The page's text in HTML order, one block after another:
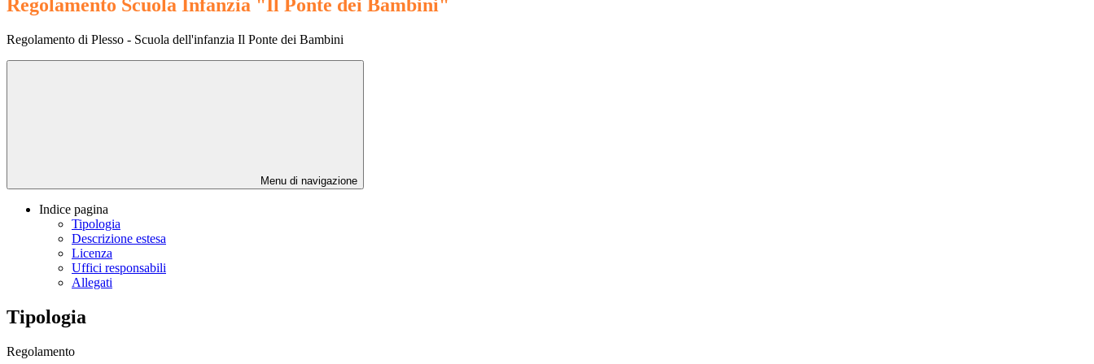
Regolamento Scuola Infanzia "Il Ponte dei Bambini"
Regolamento di Plesso - Scuola dell'infanzia Il Ponte dei Bambini
Menu di navigazione
Indice pagina
Tipologia
Descrizione estesa
Licenza
Uffici responsabili
Allegati
Tipologia
Regolamento